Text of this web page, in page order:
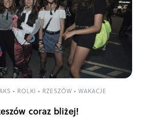
• ROLKI • RZESZÓW • WAKACJE
coraz bliżej!